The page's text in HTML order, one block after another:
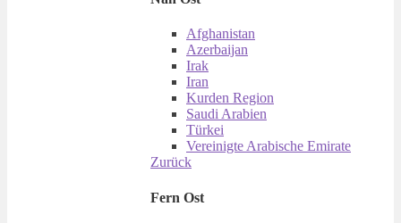
Afghanistan
Azerbaijan
Irak
Iran
Kurden Region
Saudi Arabien
Türkei
Vereinigte Arabische Emirate
Zurück
Fern Ost